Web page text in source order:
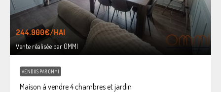
244.900€/HAI
Vente réalisée par OMMI
VENDUS PAR OMMI
Maison à vendre 4 chambres et jardin